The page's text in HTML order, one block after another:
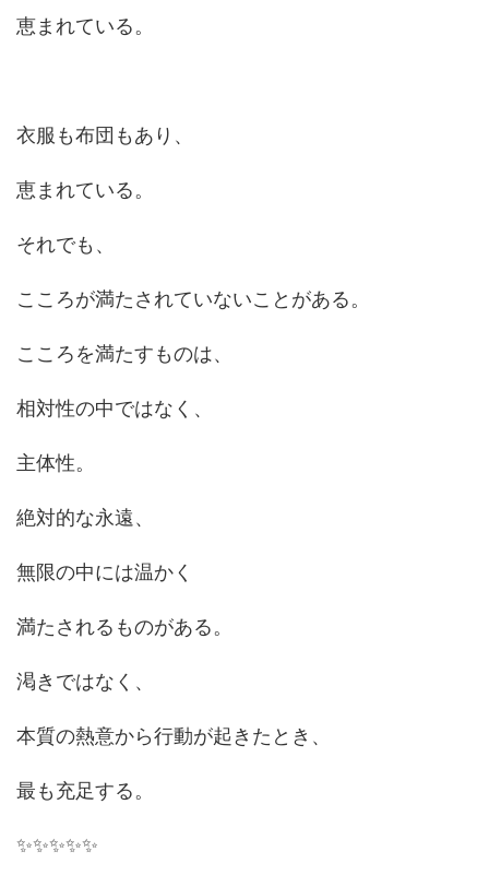
恵まれている。
衣服も布団もあり、
恵まれている。
それでも、
こころが満たされていないことがある。
こころを満たすものは、
相対性の中ではなく、
主体性。
絶対的な永遠、
無限の中には温かく
満たされるものがある。
渇きではなく、
本質の熱意から行動が起きたとき、
最も充足する。
✨✨✨✨✨